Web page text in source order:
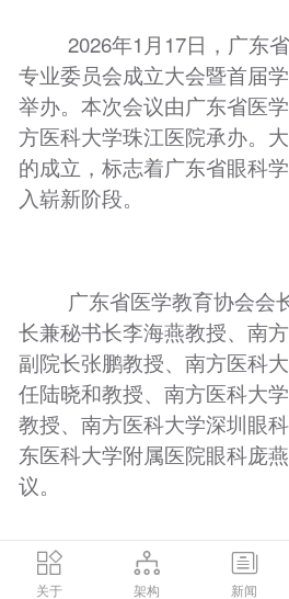
关于 架构 新闻
2026年1月17日，广东省
专业委员会成立大会暨首届
举办。本次会议由广东省医
方医科大学珠江医院承办。
的成立，标志着广东省眼科
入崭新阶段。
广东省医学教育协会会
长兼秘书长李海燕教授、南
副院长张鹏教授、南方医科
任陆晓和教授、南方医科大
教授、南方医科大学深圳眼
东医科大学附属医院眼科庞
议。